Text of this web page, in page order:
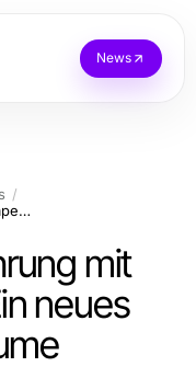
News
Stilvolle Aufbewahrung mit Lost Mary Vape: Ein neues Kapitel für Ihre Räume
mit
neues